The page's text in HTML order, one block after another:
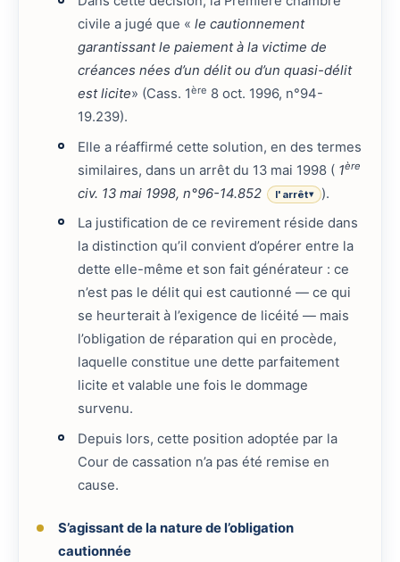
civile a jugé que «le cautionnement
garantissant le paiement à la victime de
créances nées d’un délit ou d’un quasi-délit
est licite» (Cass. 1ère 8 oct. 1996, n°94-
19.239).
Elle a réaffirmé cette solution, en des termes
similaires, dans un arrêt du 13 mai 1998 ( 1ère
civ. 13 mai 1998, n°96-14.852 l'arrêt▾
).
La justification de ce revirement réside dans
la distinction qu’il convient d’opérer entre la
dette elle-même et son fait générateur : ce
n’est pas le délit qui est cautionné — ce qui
se heurterait à l’exigence de licéité — mais
l’obligation de réparation qui en procède,
laquelle constitue une dette parfaitement
licite et valable une fois le dommage
survenu.
Depuis lors, cette position adoptée par la
Cour de cassation n’a pas été remise en
cause.
S’agissant de la nature de l’obligation
cautionnée